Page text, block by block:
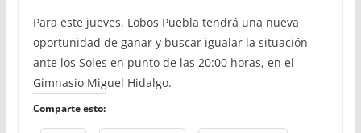
Para este jueves, Lobos Puebla tendrá una nueva
oportunidad de ganar y buscar igualar la situación
ante los Soles en punto de las 20:00 horas, en el
Gimnasio Miguel Hidalgo.
Comparte esto: